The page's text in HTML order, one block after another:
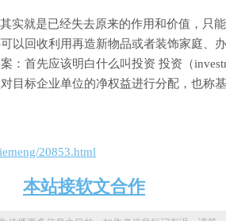
实就是已经失去原来的作用和价值，只
以回收利用再造新物品或者装饰家庭、
：首先应该明白什么叫投资 投资（
目标企业单位的净权益进行分配，也称基
20853.html
本站接软文合作